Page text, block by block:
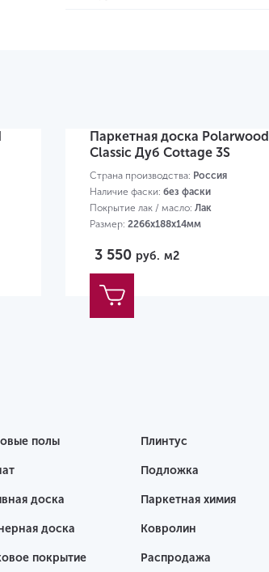
Паркетная доска Polarwood
Classic Дуб Cottage 3S
Страна производства: Россия
Наличие фаски: без фаски
Покрытие лак / масло: Лак
Размер: 2266х188х14мм
3 550 руб. м2
полы
доска
доска
покрытие
Плинтус
Подложка
Паркетная химия
Ковролин
Распродажа